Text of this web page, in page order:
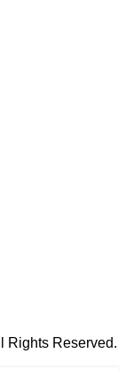
Rights Reserved.